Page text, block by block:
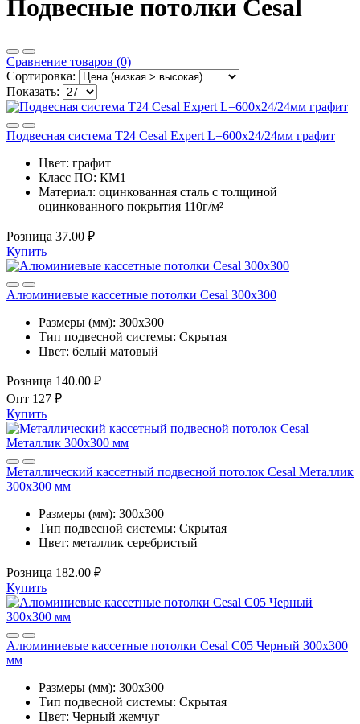
Подвесные потолки Cesal
Сравнение товаров (0)
Сортировка:
Показать:
Подвесная система T24 Cesal Expert L=600х24/24мм графит
Цвет: графит
Класс ПО: КМ1
Материал: оцинкованная сталь с толщиной
оцинкованного покрытия 110г/м²
Розница 37.00 ₽
Купить
Алюминиевые кассетные потолки Cesal 300x300
Размеры (мм): 300x300
Тип подвесной системы: Скрытая
Цвет: белый матовый
Розница 140.00 ₽
Опт 127 ₽
Купить
Металлический кассетный подвесной потолок Cesal Металлик
300x300 мм
Размеры (мм): 300x300
Тип подвесной системы: Скрытая
Цвет: металлик серебристый
Розница 182.00 ₽
Купить
Алюминиевые кассетные потолки Cesal С05 Черный 300x300
мм
Размеры (мм): 300x300
Тип подвесной системы: Скрытая
Цвет: Черный жемчуг